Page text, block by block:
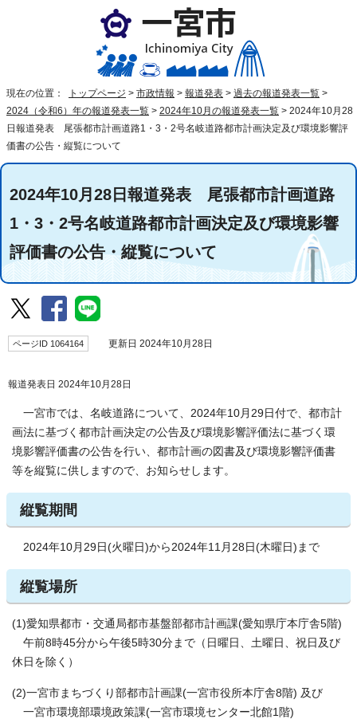
現在の位置： トップページ > 市政情報 > 報道発表 > 過去の報道発表一覧 >
2024（令和6）年の報道発表一覧 > 2024年10月の報道発表一覧 > 2024年10月28
日報道発表 尾張都市計画道路1・3・2号名岐道路都市計画決定及び環境影響評
価書の公告・縦覧について
2024年10月28日報道発表 尾張都市計画道路
1・3・2号名岐道路都市計画決定及び環境影響
評価書の公告・縦覧について
ページID 1064164 更新日 2024年10月28日
報道発表日 2024年10月28日
一宮市では、名岐道路について、2024年10月29日付で、都市計
画法に基づく都市計画決定の公告及び環境影響評価法に基づく環
境影響評価書の公告を行い、都市計画の図書及び環境影響評価書
等を縦覧に供しますので、お知らせします。
縦覧期間
2024年10月29日(火曜日)から2024年11月28日(木曜日)まで
縦覧場所
(1)愛知県都市・交通局都市基盤部都市計画課(愛知県庁本庁舎5階)
午前8時45分から午後5時30分まで（日曜日、土曜日、祝日及び
休日を除く）
(2)一宮市まちづくり部都市計画課(一宮市役所本庁舎8階) 及び
一宮市環境部環境政策課(一宮市環境センター北館1階)